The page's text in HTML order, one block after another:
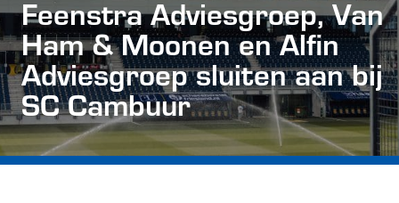
Feenstra Adviesgroep, Van
Ham & Moonen en Alfin
Adviesgroep sluiten aan bij
SC Cambuur